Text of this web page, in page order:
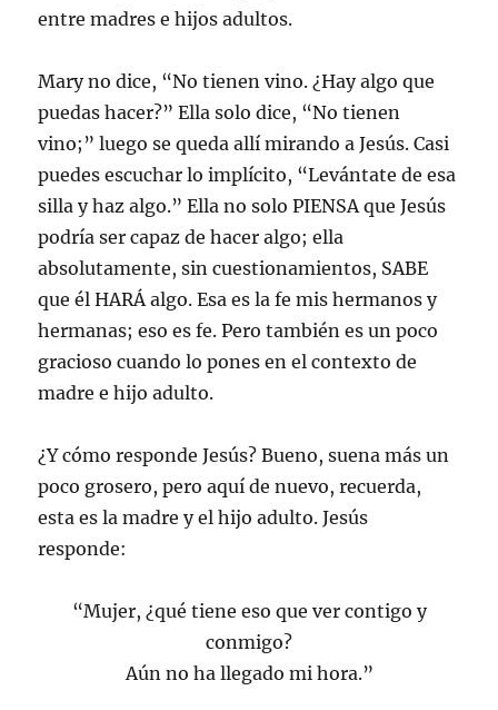
entre madres e hijos adultos.
Mary no dice, “No tienen vino. ¿Hay algo que
puedas hacer?” Ella solo dice, “No tienen
vino;” luego se queda allí mirando a Jesús. Casi
puedes escuchar lo implícito, “Levántate de esa
silla y haz algo.” Ella no solo PIENSA que Jesús
podría ser capaz de hacer algo; ella
absolutamente, sin cuestionamientos, SABE
que él HARÁ algo. Esa es la fe mis hermanos y
hermanas; eso es fe. Pero también es un poco
gracioso cuando lo pones en el contexto de
madre e hijo adulto.
¿Y cómo responde Jesús? Bueno, suena más un
poco grosero, pero aquí de nuevo, recuerda,
esta es la madre y el hijo adulto. Jesús
responde:
“Mujer, ¿qué tiene eso que ver contigo y
conmigo?
Aún no ha llegado mi hora.”